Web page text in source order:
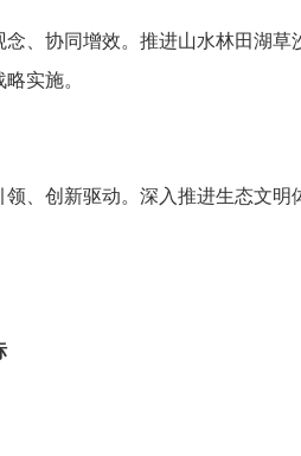
、协同增效。推进山水林田湖草
实施。
、创新驱动。深入推进生态文明